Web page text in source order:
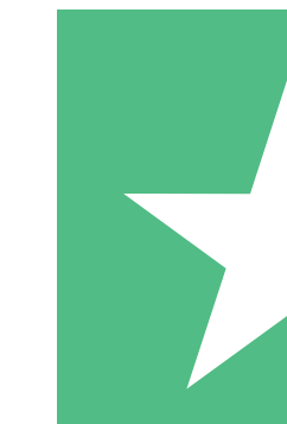
Pacotes de
Pague conforme o uso com